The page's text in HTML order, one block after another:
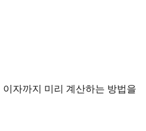
자까지 미리 계산하는 방법을